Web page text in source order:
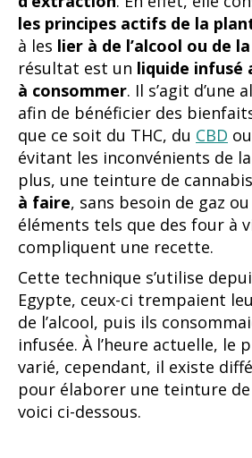
les principes actifs de la
à les lier à de l’alcool ou de
résultat est un liquide infusé
à consommer. Il s’agit d’une
afin de bénéficier des
que ce soit du THC, du CBD
évitant les inconvénients de
plus, une teinture de
à faire, sans besoin de gaz ou
éléments tels que des four à
compliquent une recette.
Cette technique s’utilise
Egypte, ceux-ci trempaient
de l’alcool, puis ils
infusée. À l’heure actuelle, le
varié, cependant, il existe
pour élaborer une teinture de
voici ci-dessous.